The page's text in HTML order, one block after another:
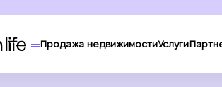
Продажа недвижимостиУслуги